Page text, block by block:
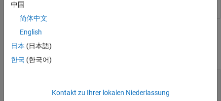
Input Arguments
中国
简体中文
English
日本 (日本語)
한국 (한국어)
Kontakt zu Ihrer lokalen Niederlassung